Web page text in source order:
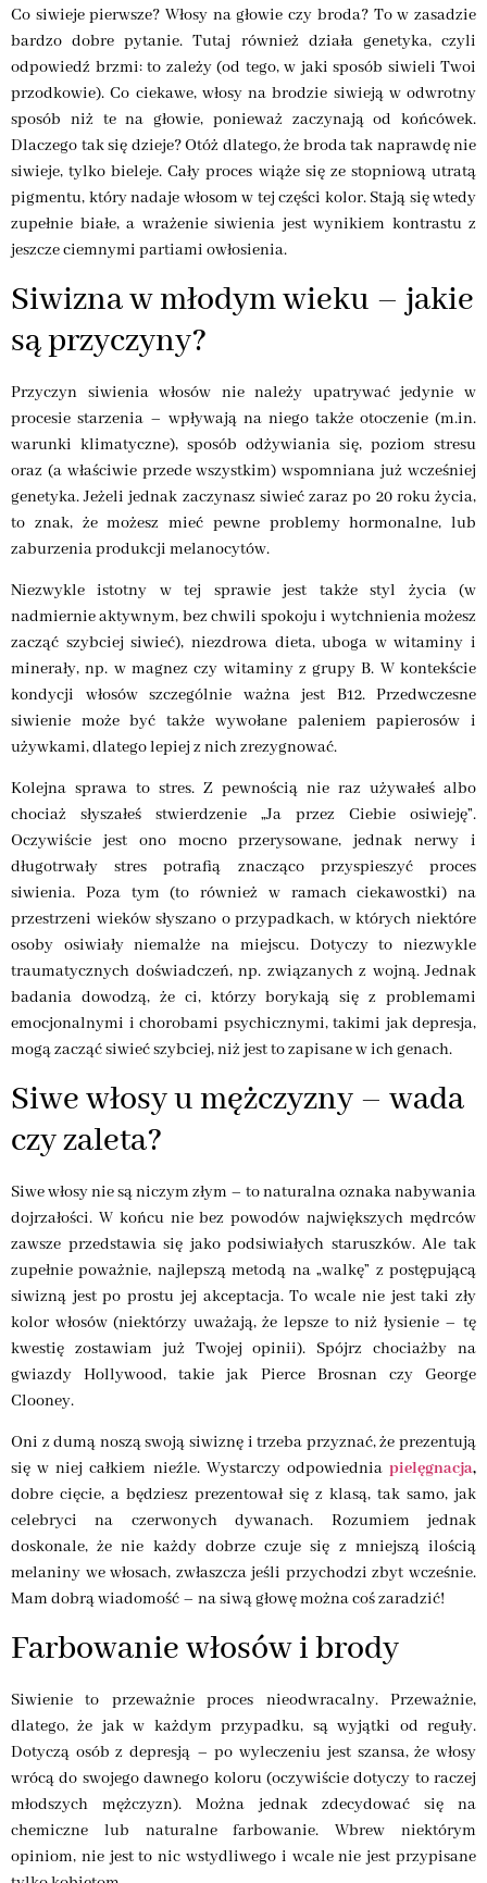
Co siwieje pierwsze? Włosy na głowie czy broda? To w zasadzie
bardzo dobre pytanie. Tutaj również działa genetyka, czyli
odpowiedź brzmi: to zależy (od tego, w jaki sposób siwieli Twoi
przodkowie). Co ciekawe, włosy na brodzie siwieją w odwrotny
sposób niż te na głowie, ponieważ zaczynają od końcówek.
Dlaczego tak się dzieje? Otóż dlatego, że broda tak naprawdę nie
siwieje, tylko bieleje. Cały proces wiąże się ze stopniową utratą
pigmentu, który nadaje włosom w tej części kolor. Stają się wtedy
zupełnie białe, a wrażenie siwienia jest wynikiem kontrastu z
jeszcze ciemnymi partiami owłosienia.
Siwizna w młodym wieku – jakie
są przyczyny?
Przyczyn siwienia włosów nie należy upatrywać jedynie w
procesie starzenia – wpływają na niego także otoczenie (m.in.
warunki klimatyczne), sposób odżywiania się, poziom stresu
oraz (a właściwie przede wszystkim) wspomniana już wcześniej
genetyka. Jeżeli jednak zaczynasz siwieć zaraz po 20 roku życia,
to znak, że możesz mieć pewne problemy hormonalne, lub
zaburzenia produkcji melanocytów.
Niezwykle istotny w tej sprawie jest także styl życia (w
nadmiernie aktywnym, bez chwili spokoju i wytchnienia możesz
zacząć szybciej siwieć), niezdrowa dieta, uboga w witaminy i
minerały, np. w magnez czy witaminy z grupy B. W kontekście
kondycji włosów szczególnie ważna jest B12. Przedwczesne
siwienie może być także wywołane paleniem papierosów i
używkami, dlatego lepiej z nich zrezygnować.
Kolejna sprawa to stres. Z pewnością nie raz używałeś albo
chociaż słyszałeś stwierdzenie „Ja przez Ciebie osiwieję”.
Oczywiście jest ono mocno przerysowane, jednak nerwy i
długotrwały stres potrafią znacząco przyspieszyć proces
siwienia. Poza tym (to również w ramach ciekawostki) na
przestrzeni wieków słyszano o przypadkach, w których niektóre
osoby osiwiały niemalże na miejscu. Dotyczy to niezwykle
traumatycznych doświadczeń, np. związanych z wojną. Jednak
badania dowodzą, że ci, którzy borykają się z problemami
emocjonalnymi i chorobami psychicznymi, takimi jak depresja,
mogą zacząć siwieć szybciej, niż jest to zapisane w ich genach.
Siwe włosy u mężczyzny – wada
czy zaleta?
Siwe włosy nie są niczym złym – to naturalna oznaka nabywania
dojrzałości. W końcu nie bez powodów największych mędrców
zawsze przedstawia się jako podsiwiałych staruszków. Ale tak
zupełnie poważnie, najlepszą metodą na „walkę” z postępującą
siwizną jest po prostu jej akceptacja. To wcale nie jest taki zły
kolor włosów (niektórzy uważają, że lepsze to niż łysienie – tę
kwestię zostawiam już Twojej opinii). Spójrz chociażby na
gwiazdy Hollywood, takie jak Pierce Brosnan czy George
Clooney.
Oni z dumą noszą swoją siwiznę i trzeba przyznać, że prezentują
się w niej całkiem nieźle. Wystarczy odpowiednia pielęgnacja,
dobre cięcie, a będziesz prezentował się z klasą, tak samo, jak
celebryci na czerwonych dywanach. Rozumiem jednak
doskonale, że nie każdy dobrze czuje się z mniejszą ilością
melaniny we włosach, zwłaszcza jeśli przychodzi zbyt wcześnie.
Mam dobrą wiadomość – na siwą głowę można coś zaradzić!
Farbowanie włosów i brody
Siwienie to przeważnie proces nieodwracalny. Przeważnie,
dlatego, że jak w każdym przypadku, są wyjątki od reguły.
Dotyczą osób z depresją – po wyleczeniu jest szansa, że włosy
wrócą do swojego dawnego koloru (oczywiście dotyczy to raczej
młodszych mężczyzn). Można jednak zdecydować się na
chemiczne lub naturalne farbowanie. Wbrew niektórym
opiniom, nie jest to nic wstydliwego i wcale nie jest przypisane